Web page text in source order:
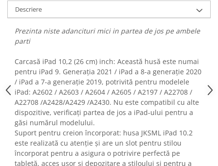
Fashion
Bijuterii
Ceasuri barbatesti
Ceasuri dama
Cutii, curele si accesorii ceasuri
Genti si accesorii barbati
Genti si accesorii femei
Imbracaminte barbati
Imbracaminte femei
Imbracaminte si Incaltaminte copii
Incaltaminte barbati
Incaltaminte femei
Ochelari de soare
Descriere
Prezinta niste adancituri mici in partea de jos pe ambele
parti
Carcasă iPad 10,2 (26 cm) inch: Această husă este numai
pentru iPad 9. Generația 2021 / iPad a 8-a generație 2020
/ iPad a 7-a generație 2019, potrivită pentru modelele
iPad: A2602 / A2603 / A2604 / A2605 / A2197 / A22708 /
A22708 /A2428/A2429 /A2430. Nu este compatibil cu alte
dispozitive, verificați partea de jos a iPad-ului pentru a
găsi numărul modelului.
Suport pentru creion încorporat: husa JKSML iPad 10.2
este realizată cu atenție și are un slot pentru stilou
încorporat pentru a asigura o potrivire perfectă pe
tabletă, acces ușor și depozitare a stiloului și pentru a